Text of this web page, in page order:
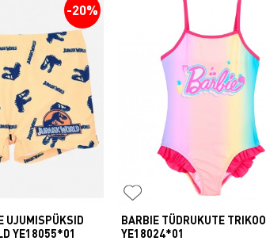
-20%
UJUMISPÜKSID
YE18055*01
BARBIE TÜDRUKUTE TRIKOO
YE18024*01